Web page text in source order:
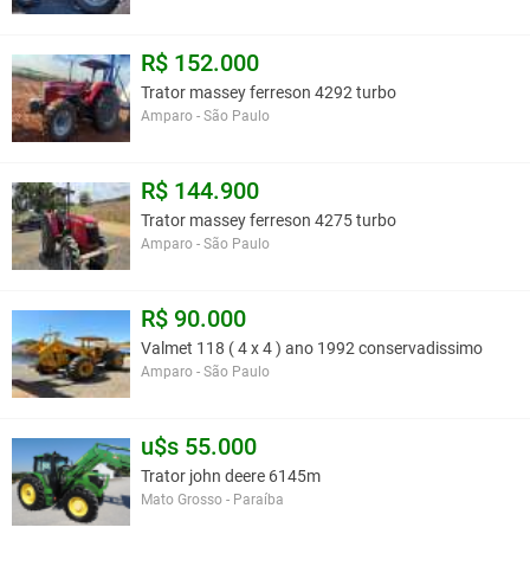
R$ 152.000
Trator massey ferreson 4292 turbo
Amparo - São Paulo
R$ 144.900
Trator massey ferreson 4275 turbo
Amparo - São Paulo
R$ 90.000
Valmet 118 ( 4 x 4 ) ano 1992 conservadissimo
Amparo - São Paulo
u$s 55.000
Trator john deere 6145m
Mato Grosso - Paraíba